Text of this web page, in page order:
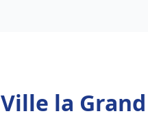
la Grand